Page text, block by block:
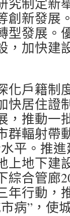
創新發展
型發展。
，加快建
化戶籍制
快居住證
，推動一
群輻射帶
平。推
上地下建
綜合管廊
年行動，
病”，使